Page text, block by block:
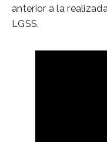
anterior a la
LGSS.